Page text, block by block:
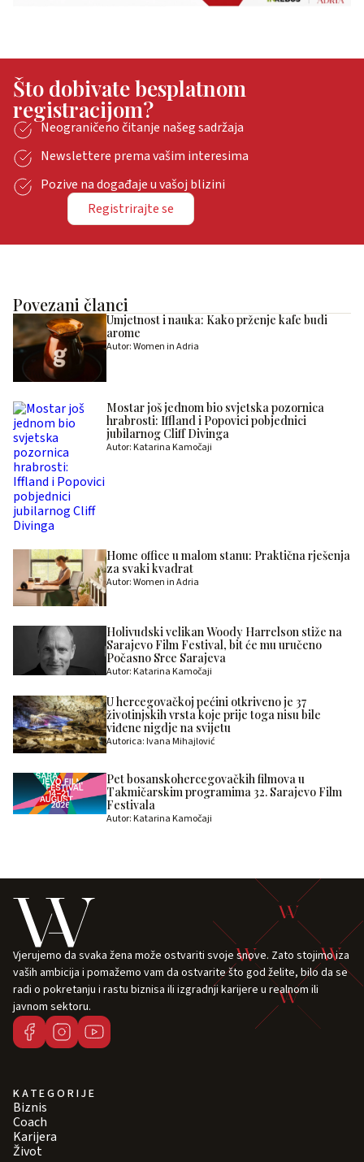
Što dobivate besplatnom
registracijom?
Neograničeno čitanje našeg sadržaja
Newslettere prema vašim interesima
Pozive na događaje u vašoj blizini
Registrirajte se
Povezani članci
Umjetnost i nauka: Kako prženje kafe budi
arome
Autor: Women in Adria
Mostar još jednom bio svjetska pozornica
hrabrosti: Iffland i Popovici pobjednici
jubilarnog Cliff Divinga
Autor: Katarina Kamočaji
Home office u malom stanu: Praktična rješenja
za svaki kvadrat
Autor: Women in Adria
Holivudski velikan Woody Harrelson stiže na
Sarajevo Film Festival, bit će mu uručeno
Počasno Srce Sarajeva
Autor: Katarina Kamočaji
U hercegovačkoj pećini otkriveno je 37
životinjskih vrsta koje prije toga nisu bile
viđene nigdje na svijetu
Autorica: Ivana Mihajlović
Pet bosanskohercegovačkih filmova u
Takmičarskim programima 32. Sarajevo Film
Festivala
Autor: Katarina Kamočaji
Vjerujemo da svaka žena može ostvariti svoje snove. Zato stojimo iza
vaših ambicija i pomažemo vam da ostvarite što god želite, bilo da se
radi o pokretanju i rastu biznisa ili izgradnji karijere u realnom ili
javnom sektoru.
KATEGORIJE
Biznis
Coach
Karijera
Život